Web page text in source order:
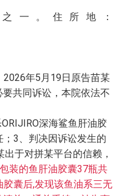
一。住所地：
年5月19日原告苗某
共同诉讼，本院依法不
深海鲨鱼肝油胶
3、判决因诉讼发生的
于对拼某平台的信赖，
装的鱼肝油胶囊37瓶共
囊后,发现该鱼油系三无